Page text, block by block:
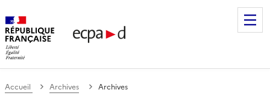
de communication et de production
Accueil Archives Archives